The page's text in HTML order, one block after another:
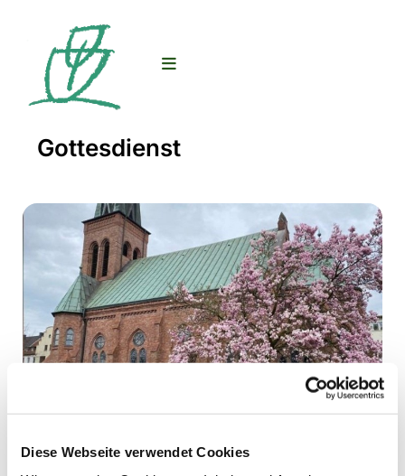
Diese Webseite verwendet Cookies
Gottesdienst
© D. Stolz